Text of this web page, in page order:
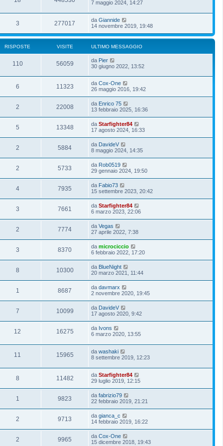
7 maggio 2024, 14:27
3 277017 da Giannide
14 novembre 2019, 19:48
RISPOSTE VISITE ULTIMO MESSAGGIO
110 56059 da Pier
30 giugno 2022, 13:52
6 11323 da Cox-One
26 maggio 2016, 19:42
2 22008 da Enrico 75
13 febbraio 2025, 16:36
5 13348 da Starfighter84
17 agosto 2024, 16:33
2 5884 da DavideV
8 maggio 2024, 14:35
2 5733 da Rob0519
29 gennaio 2024, 19:50
4 7935 da Fabio73
15 settembre 2023, 20:42
3 7661 da Starfighter84
6 marzo 2023, 22:06
2 7774 da Vegas
27 aprile 2022, 7:38
3 8370 da microciccio
6 febbraio 2022, 17:20
8 10300 da BlueNight
20 marzo 2021, 11:44
1 8687 da davmarx
2 novembre 2020, 19:45
7 10099 da DavideV
17 agosto 2020, 9:42
12 16275 da Ivons
6 marzo 2020, 13:55
11 15965 da washaki
8 settembre 2019, 12:23
8 11482 da Starfighter84
29 luglio 2019, 12:15
1 9823 da fabrizio79
22 febbraio 2019, 21:21
2 9713 da gianca_c
14 febbraio 2019, 16:22
2 9965 da Cox-One
15 dicembre 2018, 19:43